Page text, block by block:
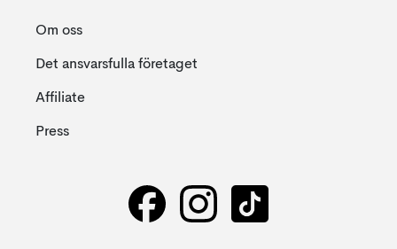
Om oss
Det ansvarsfulla företaget
Affiliate
Press